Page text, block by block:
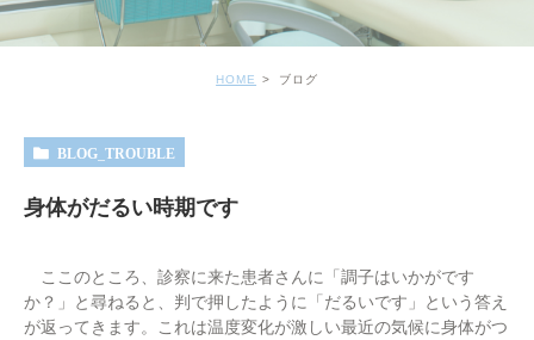
HOME ブログ
BLOG_TROUBLE
身体がだるい時期です
ここのところ、診察に来た患者さんに「調子はいかがです
か？」と尋ねると、判で押したように「だるいです」という答え
が返ってきます。これは温度変化が激しい最近の気候に身体がつ